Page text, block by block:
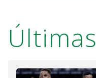
Últimas